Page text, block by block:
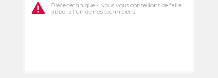
Pièce technique - Nous vous conseillons de faire
appel à l'un de nos techniciens